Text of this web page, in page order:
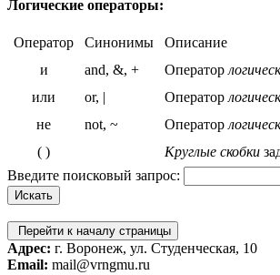
Логические операторы:
Оператор Синонимы
Описание
и
and, &, + Оператор
или
or, | Оператор
не
not, ~ Оператор
( )
Круглые скобки
Введите поисковый запрос:
Перейти к началу страницы
Адрес: г. Воронеж, ул. Студенческая, 10
Email: mail@vrngmu.ru